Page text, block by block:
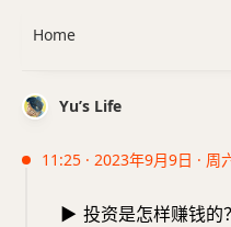
Yu’s Life
11:25 · 2023年9月9日 · 周
▶️ 投资是怎样赚钱
Home